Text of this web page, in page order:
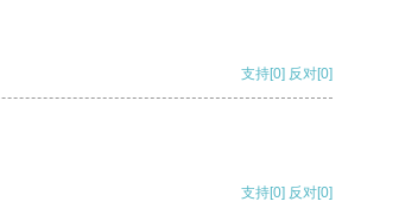
支持[0] 反对[0]
支持[0] 反对[0]